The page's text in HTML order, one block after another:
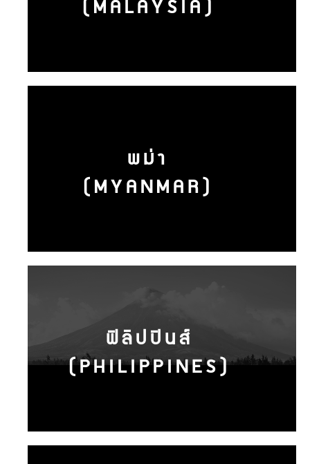
(MALAYSIA)
พม่า
(MYANMAR)
ฟิลิปปินส์
(PHILIPPINES)